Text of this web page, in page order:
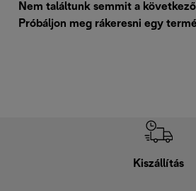
Nem találtunk semmit a
Próbáljon meg rákeresni egy
Kiszállítás